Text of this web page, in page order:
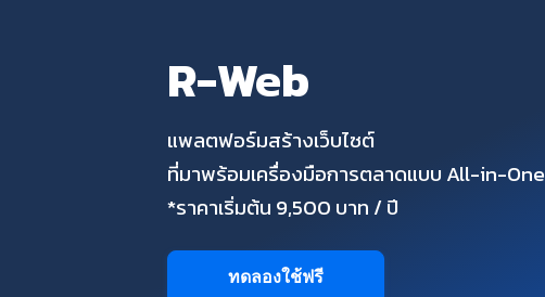
R-Web
แพลตฟอร์มสร้างเว็บไซต์
ที่มาพร้อมเครื่องมือการตลาดแบบ All-in-One
*ราคาเริ่มต้น 9,500 บาท / ปี
ทดลองใช้ฟรี